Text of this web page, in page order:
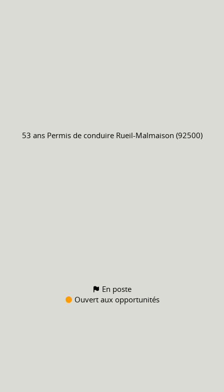
53 ans Permis de conduire Rueil-Malmaison (92500)
En poste
Ouvert aux opportunités